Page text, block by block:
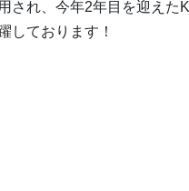
れ、今年2年目を迎えたK
しております！